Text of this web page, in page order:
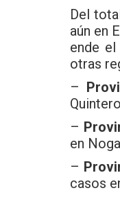
Del
aún en
ende
otras
–
–
en
–
casos